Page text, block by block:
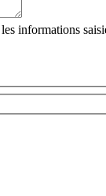
informations